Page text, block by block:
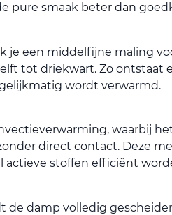
pure smaak beter dan
je een middelfijne maling
tot driekwart. Zo ontstaat
wordt verwarmd.
waarbij
direct contact. Deze
stoffen efficiënt
de damp volledig